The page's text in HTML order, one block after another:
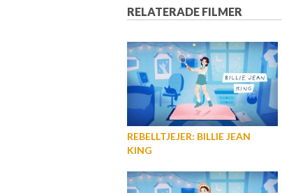
RELATERADE FILMER
REBELLTJEJER: BILLIE JEAN
KING